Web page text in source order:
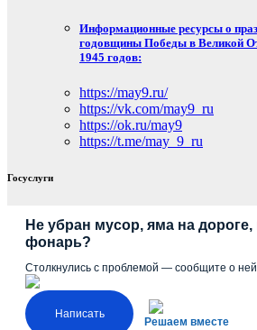
Информационные ресурсы о
годовщины Победы в Великой
1945 годов:
https://may9.ru/
https://vk.com/may9_ru
https://ok.ru/may9
https://t.me/may_9_ru
Госуслуги
Не убран мусор, яма на дороге,
фонарь?
Столкнулись с проблемой — сообщите о
Написать
Решаем вместе